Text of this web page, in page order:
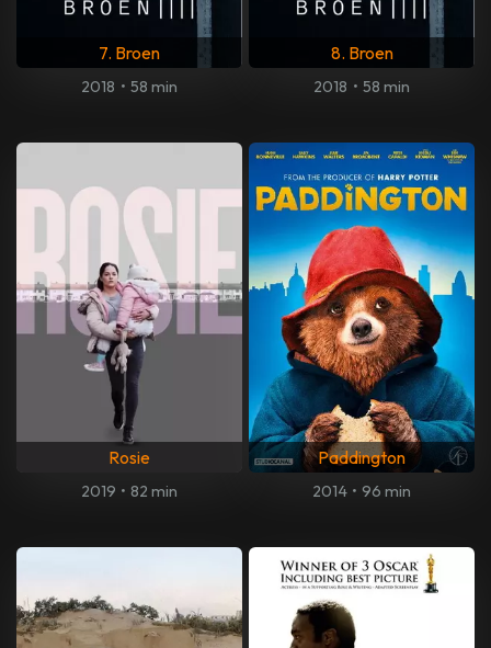
7. Broen
2018 • 58 min
8. Broen
2018 • 58 min
Rosie
2019 • 82 min
Paddington
2014 • 96 min